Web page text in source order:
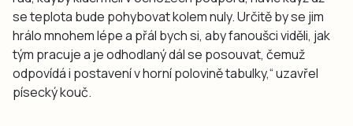
se teplota bude pohybovat kolem nuly. Určitě by se jim
hrálo mnohem lépe a přál bych si, aby fanoušci viděli, jak
tým pracuje a je odhodlaný dál se posouvat, čemuž
odpovídá i postavení v horní polovině tabulky,“ uzavřel
písecký kouč.